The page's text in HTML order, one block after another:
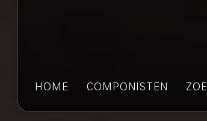
HOME COMPONISTEN